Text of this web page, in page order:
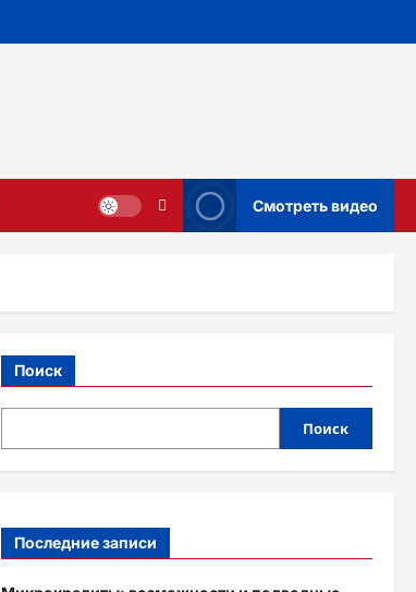
Смотреть видео
Поиск
Поиск
Последние записи